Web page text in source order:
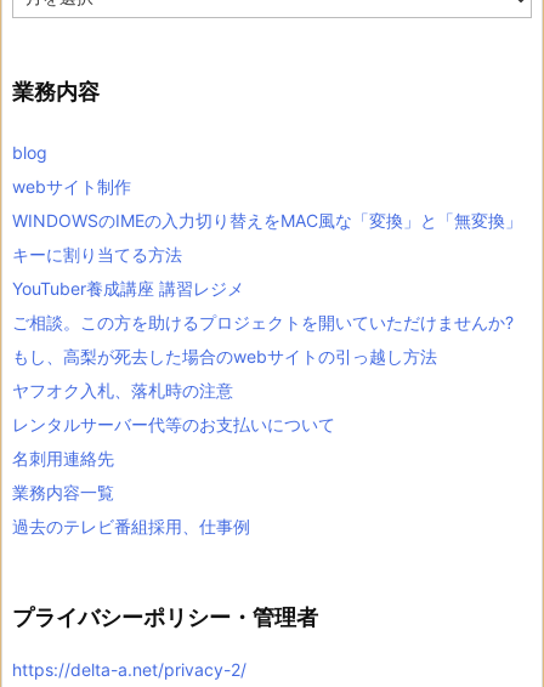
ー
ブ
業務内容
blog
webサイト制作
WINDOWSのIMEの入力切り替えをMAC風な「変換」と「無変換」
キーに割り当てる方法
YouTuber養成講座 講習レジメ
ご相談。この方を助けるプロジェクトを開いていただけませんか?
もし、高梨が死去した場合のwebサイトの引っ越し方法
ヤフオク入札、落札時の注意
レンタルサーバー代等のお支払いについて
名刺用連絡先
業務内容一覧
過去のテレビ番組採用、仕事例
プライバシーポリシー・管理者
https://delta-a.net/privacy-2/